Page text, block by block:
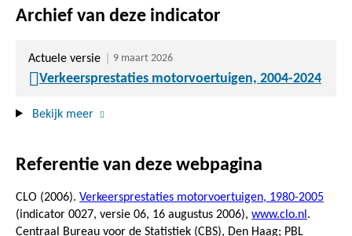
Archief van deze indicator
Actuele versie 9 maart 2026
Verkeersprestaties motorvoertuigen, 2004-2024
Bekijk meer
Referentie van deze webpagina
CLO (2006). Verkeersprestaties motorvoertuigen, 1980-2005
(indicator 0027, versie 06, 16 augustus 2006), www.clo.nl .
Centraal Bureau voor de Statistiek (CBS), Den Haag; PBL